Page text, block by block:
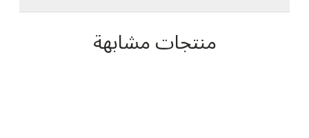
منتجات مشابهة